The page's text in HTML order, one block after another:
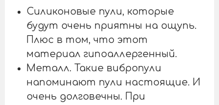
Силиконовые пули, которые
будут очень приятны на ощупь.
Плюс в том, что этот
материал гипоаллергенный.
Металл. Такие вибропули
напоминают пули настоящие. И
очень долговечны. При